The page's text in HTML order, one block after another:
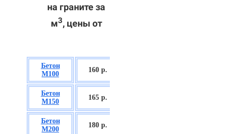
на граните за
м3, цены от
Бетон
М100
160 р.
Бетон
М150
165 р.
Бетон
М200
180 р.